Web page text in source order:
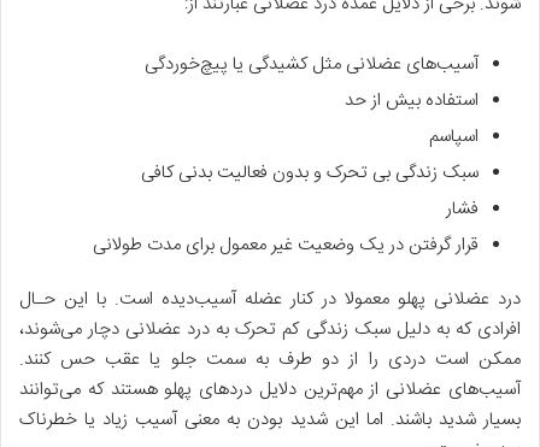
آسیب‌های عضلانی مثل کشیدگی یا پیچ‌خوردگی
استفاده بیش از حد
اسپاسم
سبک زندگی بی تحرک و بدون فعالیت بدنی کافی
فشار
قرار گرفتن در یک وضعیت غیر معمول برای مدت طولانی
درد عضلانی پهلو معمولا در کنار عضله آسیب‌دیده است. با این حـال
افرادی که به دلیل سبک زندگی کم تحرک به درد عضلانی دچار می‌شوند،
ممکن است دردی را از دو طرف به سمت جلو یا عقب حس کنند.
آسیب‌های عضلانی از مهم‌ترین دلایل دردهای پهلو هستند که می‌توانند
بسیار شدید باشند. اما این شدید بودن به معنی آسیب زیاد یا خطرناک